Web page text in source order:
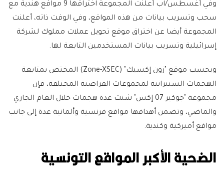
وفي أغسطس/آب أعلنت المجموعة اختراقها 9 مواقع هندية مع
سحب وتسريب بيانات من هذه المواقع، وفي الوقت ذاته، أعلنت
المجموعة أيضا عن اختراق موقع تحويل عملات مملوك لشركة
إسرائيلية وتسريب بيانات المستخدمين التابعة لها.
وبحسب موقع "زون إكسيك" (Zone-XSEC) المختص بمتابعة
الهجمات السيبرانية لمجموعات القراصنة المختلفة، فإن
مجموعة "جوكير 07 إكس" شنت عدة هجمات خلال العام الجاري
والماضي، وتضمن أهدافها مواقع فرنسية وألمانية عدة إلى جانب
مواقع أميركية وكندية.
الضحية الأكبر المواقع التونسية